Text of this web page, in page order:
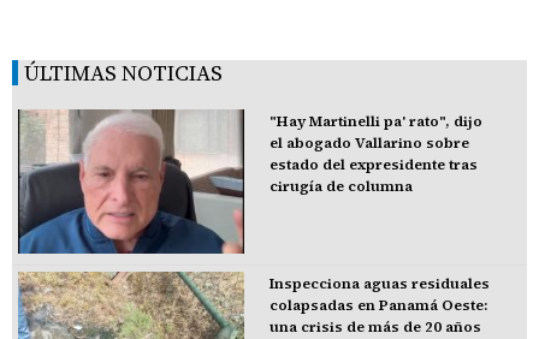
ÚLTIMAS NOTICIAS
"Hay Martinelli pa' rato", dijo
el abogado Vallarino sobre
estado del expresidente tras
cirugía de columna
Inspecciona aguas residuales
colapsadas en Panamá Oeste:
una crisis de más de 20 años